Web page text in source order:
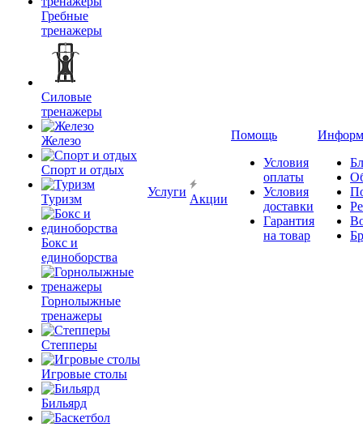
Гребные
тренажеры
Силовые
тренажеры
Железо
Спорт и отдых
Туризм
Бокс и
единоборства
Горнолыжные
тренажеры
Степперы
Игровые столы
Бильярд
Услуги
Акции
Помощь
Условия
оплаты
Условия
доставки
Гарантия
на товар